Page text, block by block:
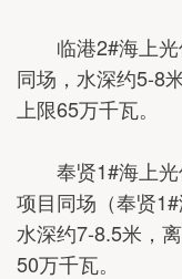
临港2#海上光
同场，水深约5-8
上限65万千瓦。
奉贤1#海上光
项目同场（奉贤
水深约7-8.5米，
50万千瓦。